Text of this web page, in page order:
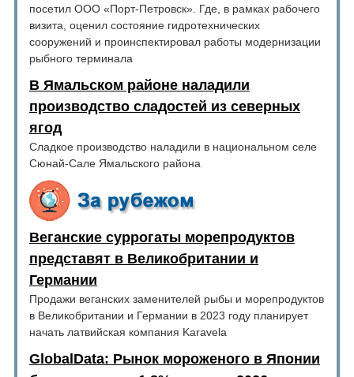
посетил ООО «Порт-Петровск». Где, в рамках рабочего
визита, оценил состояние гидротехнических
сооружений и проинспектировал работы модернизации
рыбного терминала
В Ямальском районе наладили
производство сладостей из северных
ягод
Сладкое производство наладили в национальном селе
Сюнай-Сале Ямальского района
Веганские суррогаты морепродуктов
представят в Великобритании и
Германии
Продажи веганских заменителей рыбы и морепродуктов
в Великобритании и Германии в 2023 году планирует
начать латвийская компания Karavela
GlobalData: Рынок мороженого в Японии